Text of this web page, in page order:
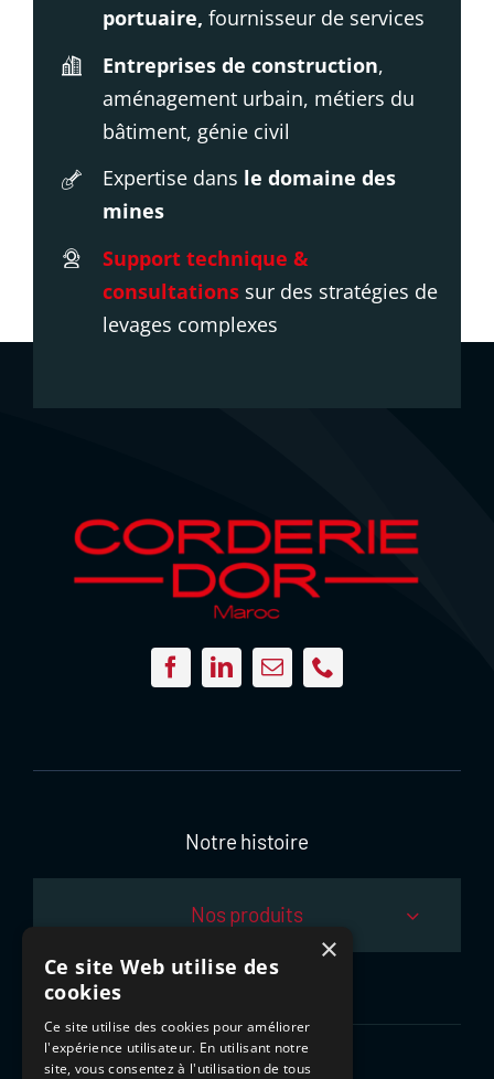
portuaire,fournisseur de services
Entreprises de construction,
aménagement urbain, métiers du
bâtiment, génie civil
Expertise dans le domaine des
mines
Support technique &
consultations sur des stratégies de
levages complexes
Notre histoire
Nos produits
Nos projets
×
Ce site Web utilise des
cookies
Ce site utilise des cookies pour améliorer
l'expérience utilisateur. En utilisant notre
site, vous consentez à l'utilisation de tous